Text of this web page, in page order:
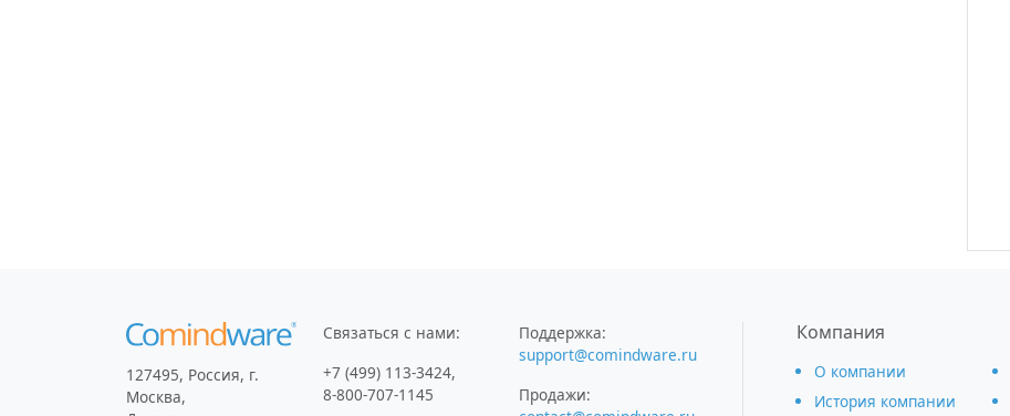
127495, Россия, г.
Москва,
Связаться с нами:
+7 (499) 113-3424,
8-800-707-1145
Поддержка:
support@comindware.ru
Продажи:
Компания
О компании
История компании